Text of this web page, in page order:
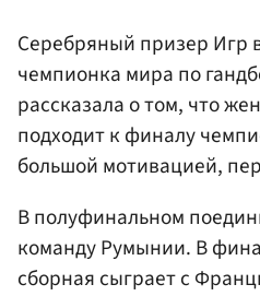
Серебряный призер Игр
чемпионка мира по
рассказала о том, что
подходит к финалу
большой мотивацией,
В полуфинальном
команду Румынии. В
сборная сыграет с